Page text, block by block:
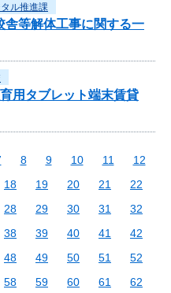
ル推進課
舎等解体工事に関する一
用タブレット端末賃貸
8 9 10 11
12
18 19 20 21
22
28 29 30 31
32
38 39 40 41
42
48 49 50 51
52
58 59 60 61
62